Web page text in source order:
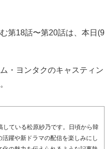
第18話〜第20話は、本日(9
・ヨンタクのキャスティン
している松原紗乃です。日頃から韓
躍や新ドラマの配信を楽しみにし